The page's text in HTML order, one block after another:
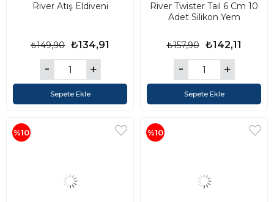
River Atış Eldiveni
₺134,91
₺149,90
Sepete Ekle
River Twister Tail 6 Cm 10
Adet Silikon Yem
₺142,11
₺157,90
Sepete Ekle
%10 %10